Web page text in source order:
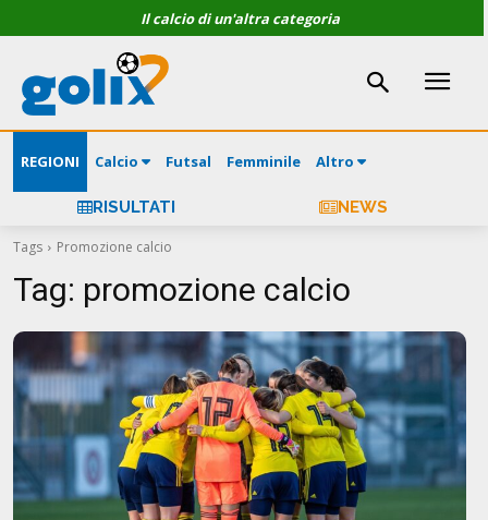
Il calcio di un'altra categoria
REGIONI Calcio Futsal Femminile Altro
RISULTATI NEWS
Tags Promozione calcio
Tag: promozione calcio